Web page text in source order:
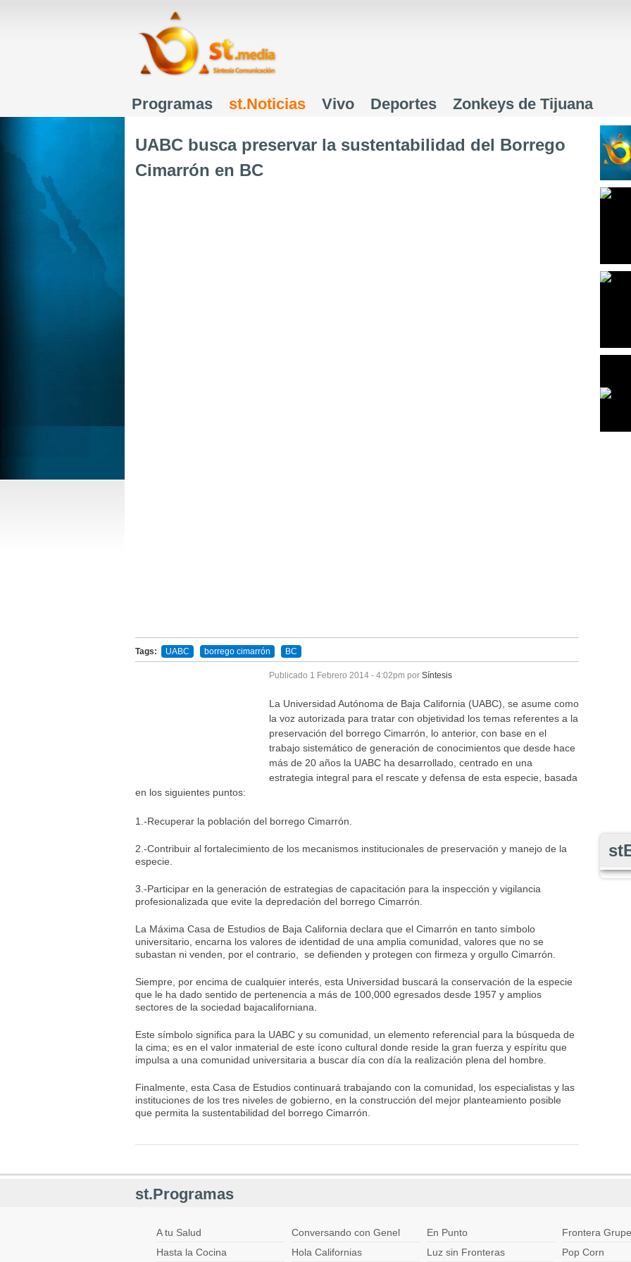
Menú principal
Programas st.Noticias Vivo Deportes Zonkeys de Tijuana
UABC busca preservar la sustentabilidad del Borrego
Cimarrón en BC
Tags: UABC borrego cimarrón BC
Publicado 1 Febrero 2014 - 4:02pm por Síntesis
La Universidad Autónoma de Baja California (UABC), se asume como
la voz autorizada para tratar con objetividad los temas referentes a la
preservación del borrego Cimarrón, lo anterior, con base en el
trabajo sistemático de generación de conocimientos que desde hace
más de 20 años la UABC ha desarrollado, centrado en una
estrategia integral para el rescate y defensa de esta especie, basada
en los siguientes puntos:
1.-Recuperar la población del borrego Cimarrón.
2.-Contribuir al fortalecimiento de los mecanismos institucionales de preservación y manejo de la
especie.
3.-Participar en la generación de estrategias de capacitación para la inspección y vigilancia
profesionalizada que evite la depredación del borrego Cimarrón.
La Máxima Casa de Estudios de Baja California declara que el Cimarrón en tanto símbolo
universitario, encarna los valores de identidad de una amplia comunidad, valores que no se
subastan ni venden, por el contrario, se defienden y protegen con firmeza y orgullo Cimarrón.
Siempre, por encima de cualquier interés, esta Universidad buscará la conservación de la especie
que le ha dado sentido de pertenencia a más de 100,000 egresados desde 1957 y amplios
sectores de la sociedad bajacaliforniana.
Este símbolo significa para la UABC y su comunidad, un elemento referencial para la búsqueda de
la cima; es en el valor inmaterial de este ícono cultural donde reside la gran fuerza y espíritu que
impulsa a una comunidad universitaria a buscar día con día la realización plena del hombre.
Finalmente, esta Casa de Estudios continuará trabajando con la comunidad, los especialistas y las
instituciones de los tres niveles de gobierno, en la construcción del mejor planteamiento posible
que permita la sustentabilidad del borrego Cimarrón.
st.Programas
A tu Salud Conversando con Genel En Punto
Frontera
Hasta la Cocina
Hola Californias Luz sin Fronteras Pop Corn